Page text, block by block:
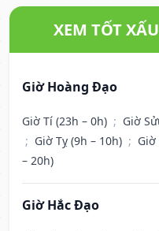
XEM TỐT
Giờ Hoàng Đạo
Giờ Tí (23h – 0h) ; Giờ
; Giờ Tỵ (9h – 10h) ;
– 20h)
Giờ Hắc Đạo